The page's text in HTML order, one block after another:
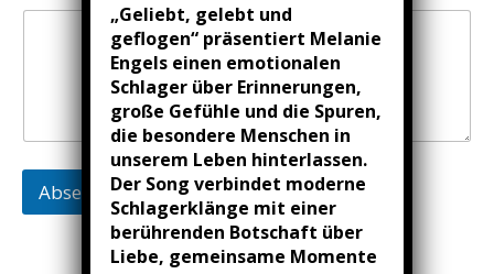
a
Absenden
„Geliebt, gelebt und
geflogen“ präsentiert Melanie
Engels einen emotionalen
Schlager über Erinnerungen,
große Gefühle und die Spuren,
die besondere Menschen in
unserem Leben hinterlassen.
Der Song verbindet moderne
Schlagerklänge mit einer
berührenden Botschaft über
Liebe, gemeinsame Momente